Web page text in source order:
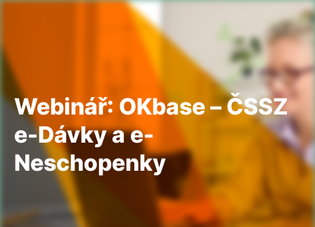
Webinář: OKbase – ČSSZ
e-Dávky a e-
Neschopenky